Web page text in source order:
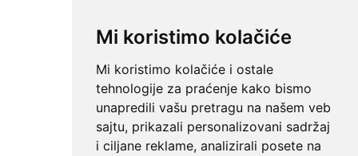
Mi koristimo kolačiće
Mi koristimo kolačiće i ostale
tehnologije za praćenje kako bismo
unapredili vašu pretragu na našem veb
sajtu, prikazali personalizovani sadržaj
i ciljane reklame, analizirali posete na